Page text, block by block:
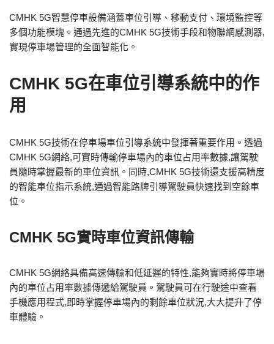
CMHK 5G智慧停車設備涵蓋車位引導、移動支付、環境監控等
多個功能模塊。通過先進的CMHK 5G技術手段和物聯網感測器,
實現停車場管理的全面智能化。
CMHK 5G在車位引導系統中的作
用
CMHK 5G技術在停車場車位引導系統中發揮著重要作用。透過
CMHK 5G網絡,可實時傳輸停車場內的車位占用率數據,讓駕駛
員隨時掌握最新的車位資訊。同時,CMHK 5G技術還支援高精度
的智能車位指示系統,通過智能路牌引導駕駛員快速找到空餘車
位。
CMHK 5G實時車位資訊傳輸
CMHK 5G網絡具備高速傳輸和低延遲的特性,能夠實時將停車場
內的車位占用率數據傳遞給駕駛員。駕駛員可在行駛途中查看
手機應用程式,即時掌握停車場內的剩餘車位狀況,大大提升了停
車體驗。